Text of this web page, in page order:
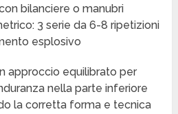
bilanciere o manubri
3 serie da 6-8 ripetizioni
esplosivo
approccio equilibrato per
nella parte inferiore
la corretta forma e tecnica